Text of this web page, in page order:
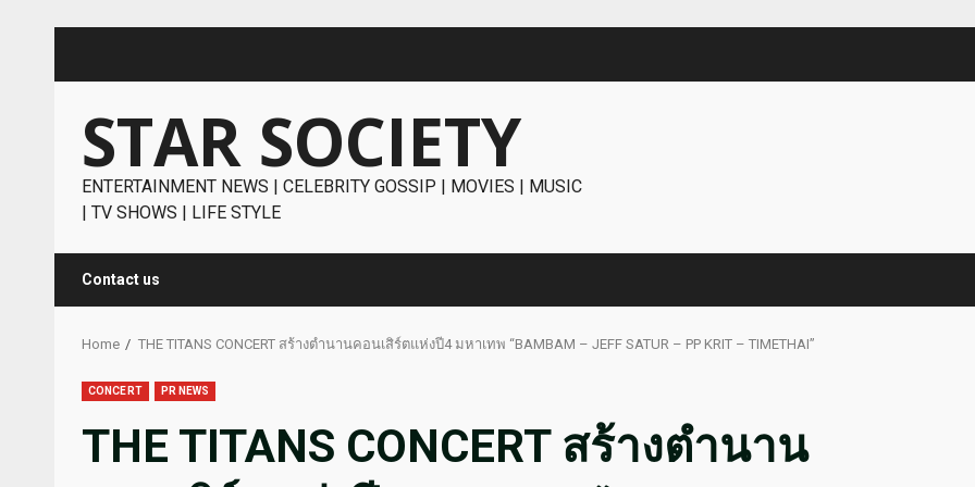
STAR SOCIETY
ENTERTAINMENT NEWS | CELEBRITY GOSSIP | MOVIES | MUSIC
| TV SHOWS | LIFE STYLE
Contact us
Home THE TITANS CONCERT สร้างตำนานคอนเสิร์ตแห่งปี4 มหาเทพ “BAMBAM – JEFF SATUR – PP KRIT – TIMETHAI”
CONCERT PR NEWS
THE TITANS CONCERT สร้างตำนาน